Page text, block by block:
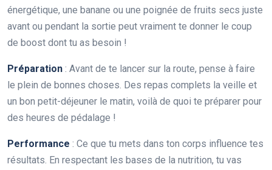
énergétique, une banane ou une poignée de fruits secs juste
avant ou pendant la sortie peut vraiment te donner le coup
de boost dont tu as besoin !
Préparation : Avant de te lancer sur la route, pense à faire
le plein de bonnes choses. Des repas complets la veille et
un bon petit-déjeuner le matin, voilà de quoi te préparer pour
des heures de pédalage !
Performance : Ce que tu mets dans ton corps influence tes
résultats. En respectant les bases de la nutrition, tu vas